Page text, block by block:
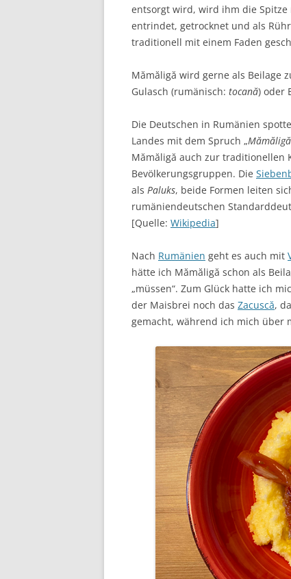
entsorgt wird, wird ihm die
entrindet, getrocknet und als
traditionell mit einem Faden
Mămăligă wird gerne als Beilage
Gulasch (rumänisch: tocană) oder
Die Deutschen in Rumänien
Landes mit dem Spruch „
Mămăligă auch zur traditionellen
Bevölkerungsgruppen. Die
als Paluks, beide Formen leiten
rumäniendeutschen
[Quelle: Wikipedia]
Nach Rumänien geht es auch mit
hätte ich Mămăligă schon als
„müssen“. Zum Glück hatte ich
der Maisbrei noch das Zacuscă,
gemacht, während ich mich über